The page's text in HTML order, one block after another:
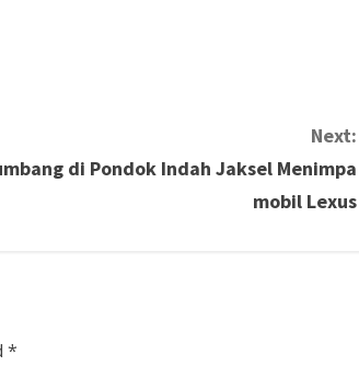
Next:
di Pondok Indah Jaksel Menimpa
mobil Lexus
*